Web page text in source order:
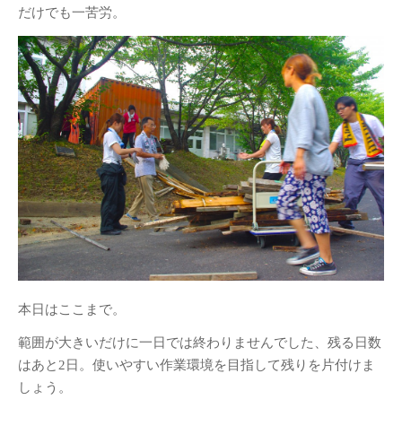
だけでも一苦労。
本日はここまで。
範囲が大きいだけに一日では終わりませんでした、残る日数
はあと2日。使いやすい作業環境を目指して残りを片付けま
しょう。